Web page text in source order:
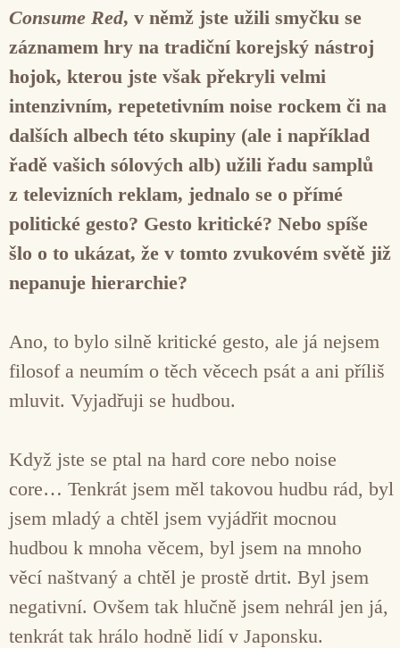
Consume Red, v němž jste užili smyčku se
záznamem hry na tradiční korejský nástroj
hojok, kterou jste však překryli velmi
intenzivním, repetetivním noise rockem či na
dalších albech této skupiny (ale i například
řadě vašich sólových alb) užili řadu samplů
z televizních reklam, jednalo se o přímé
politické gesto? Gesto kritické? Nebo spíše
šlo o to ukázat, že v tomto zvukovém světě již
nepanuje hierarchie?
Ano, to bylo silně kritické gesto, ale já nejsem
filosof a neumím o těch věcech psát a ani příliš
mluvit. Vyjadřuji se hudbou.
Když jste se ptal na hard core nebo noise
core… Tenkrát jsem měl takovou hudbu rád, byl
jsem mladý a chtěl jsem vyjádřit mocnou
hudbou k mnoha věcem, byl jsem na mnoho
věcí naštvaný a chtěl je prostě drtit. Byl jsem
negativní. Ovšem tak hlučně jsem nehrál jen já,
tenkrát tak hrálo hodně lidí v Japonsku.